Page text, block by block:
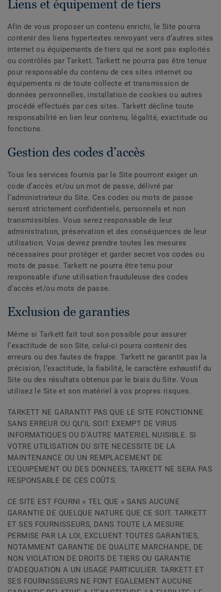
Liens et équipement de tiers
Afin de vous proposer un contenu enrichi, le Site pourra
contenir des liens hypertextes renvoyant vers d’autres sites
internet ou équipements de tiers qui ne sont pas exploités
ou contrôlés par Tarkett. Tarkett ne pourra pas être tenue
pour responsable du contenu de ces sites internet ou
équipements ni de toute collecte et transmission de
données personnelles, installation de cookies ou autres
procédé effectués par ces sites. Tarkett décline toute
responsabilité en lien leur contenu, légalité, exactitude ou
fonctions.
Gestion des codes d’accès
Tous les services fournis par le Site pourront exiger un
code d’accès et/ou un mot de passe, délivré par
l’administrateur du Site. Ces codes ou mots de passe
seront strictement confidentiels, personnels et non
transmissibles. Vous serez responsable de leur
administration, préservation et des conséquences de leur
utilisation. Vous devrez prendre toutes les mesures
nécessaires pour protéger et garder secret vos codes ou
mots de passe. Tarkett ne pourra être tenu pour
responsable d’une utilisation frauduleuse des codes
d’accès et/ou mots de passe.
Exclusion de garanties
Même si Tarkett fait tout son possible pour assurer
l’exactitude de son Site, celui-ci pourra contenir des
erreurs ou des fautes de frappe. Tarkett ne garantit pas la
précision, l’exactitude, la fiabilité, le caractère exhaustif du
Site ou des résultats obtenus par le biais du Site. Vous
utilisez le Site et son matériel à vos propres risques.
TARKETT NE GARANTIT PAS QUE LE SITE FONCTIONNE
SANS ERREUR OU QU’IL SOIT EXEMPT DE VIRUS
INFORMATIQUES OU D’AUTRE MATERIEL NUISIBLE. SI
VOTRE UTILISATION DU SITE NECESSITE DE LA
MAINTENANCE OU UN REMPLACEMENT DE
L’EQUIPEMENT OU DES DONNEES, TARKETT NE SERA PAS
RESPONSABLE DE CES COÛTS.
CE SITE EST FOURNI « TEL QUE » SANS AUCUNE
GARANTIE DE QUELQUE NATURE QUE CE SOIT. TARKETT
ET SES FOURNISSEURS, DANS TOUTE LA MESURE
PERMISE PAR LA LOI, EXCLUENT TOUTES GARANTIES,
NOTAMMENT GARANTIE DE QUALITE MARCHANDE, DE
NON VIOLATION DE DROITS DE TIERS OU GARANTIE
D’ADEQUATION A UN USAGE PARTICULIER. TARKETT ET
SES FOURNISSEURS NE FONT EGALEMENT AUCUNE